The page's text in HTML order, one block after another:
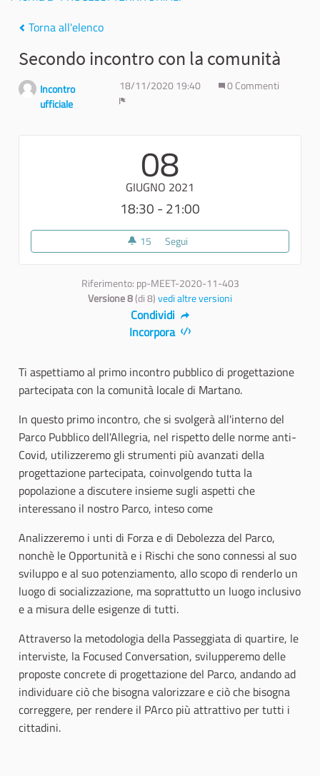
Torna all'elenco
Secondo incontro con la comunità
Incontro
ufficiale
18/11/2020 19:40
0 Commenti
08
GIUGNO 2021
18:30 - 21:00
15 15 sostenitori
Segui
Riferimento: pp-MEET-2020-11-403
Versione 8(di 8)vedi altre versioni
Condividi
Incorpora
Ti aspettiamo al primo incontro pubblico di progettazione
partecipata con la comunità locale di Martano.
In questo primo incontro, che si svolgerà all'interno del
Parco Pubblico dell'Allegria, nel rispetto delle norme anti-
Covid, utilizzeremo gli strumenti più avanzati della
progettazione partecipata, coinvolgendo tutta la
popolazione a discutere insieme sugli aspetti che
interessano il nostro Parco, inteso come
Analizzeremo i unti di Forza e di Debolezza del Parco,
nonchè le Opportunità e i Rischi che sono connessi al suo
sviluppo e al suo potenziamento, allo scopo di renderlo un
luogo di socializzazione, ma soprattutto un luogo inclusivo
e a misura delle esigenze di tutti.
Attraverso la metodologia della Passeggiata di quartire, le
interviste, la Focused Conversation, svilupperemo delle
proposte concrete di progettazione del Parco, andando ad
individuare ciò che bisogna valorizzare e ciò che bisogna
correggere, per rendere il PArco più attrattivo per tutti i
cittadini.